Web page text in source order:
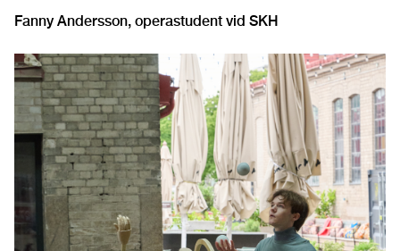
Fanny Andersson, operastudent vid SKH